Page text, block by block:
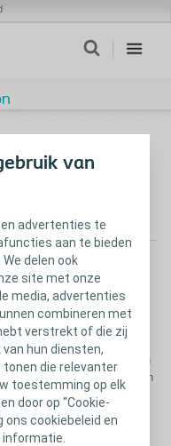
van
advertenties te
aan te bieden
delen ook
site met onze
media, advertenties
combineren met
verstrekt of die zij
hun diensten,
die relevanter
toestemming op elk
door op “Cookie-
ons cookiebeleid en
verwerkt conform de Wet
gebruikt de gegevens om
over producten en
vertrouwelijk behandeld en
bezwaar aantekenen
gegevens. Lees meer in
.